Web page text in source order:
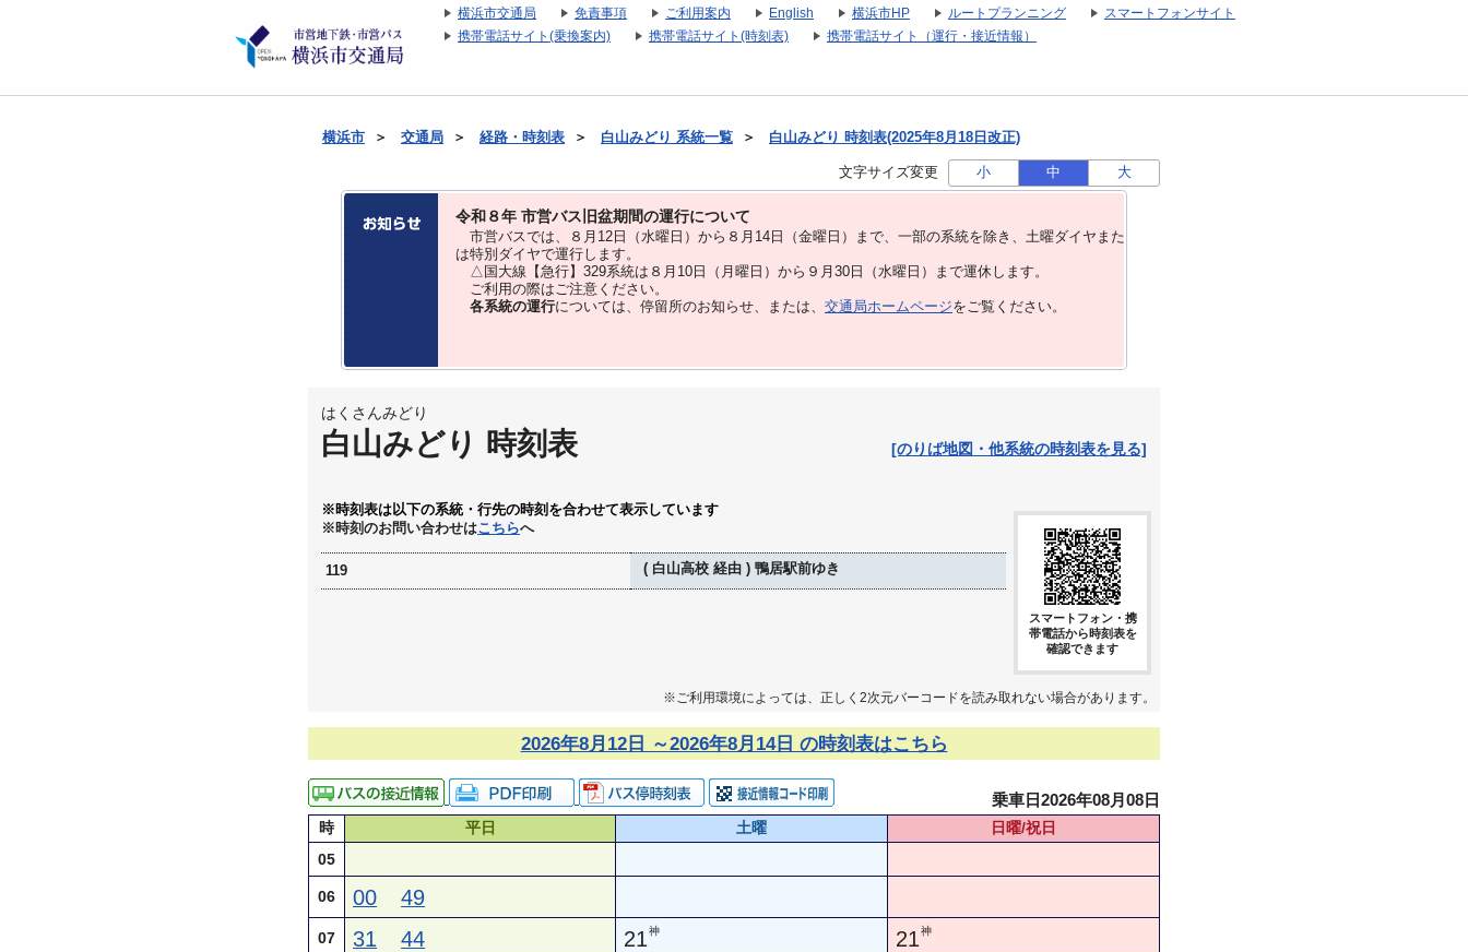
横浜市交通局 免責事項 ご利用案内 English 横浜市HP ルートプランニング
スマートフォンサイト
携帯電話サイト(乗換案内)
携帯電話サイト(時刻表) 携帯電話サイト（運行・接近情報）
横浜市 ＞ 交通局 ＞ 経路・時刻表 ＞ 白山みどり 系統一覧 ＞ 白山みどり 時刻表(2025年8月18日改正)
文字サイズ変更 小 中 大
令和８年 市営バス旧盆期間の運行について
市営バスでは、８⽉12⽇（水曜日）から８⽉14⽇（金曜日）まで、⼀部の系統を除き、⼟曜ダイヤまた
は特別ダイヤで運⾏します。
△国大線【急行】329系統は８月10日（月曜日）から９月30日（水曜日）まで運休します。
ご利用の際はご注意ください。
各系統の運行については、停留所のお知らせ、または、 交通局ホームページをご覧ください。
はくさんみどり
白山みどり 時刻表 [のりば地図・他系統の時刻表を見る]
※時刻表は以下の系統・行先の時刻を合わせて表示しています
※時刻のお問い合わせはこちらへ
119 ( 白山高校 経由 ) 鴨居駅前ゆき
スマートフォン・携
帯電話から時刻表を
確認できます
※ご利用環境によっては、正しく2次元バーコードを読み取れない場合があります。
2026年8月12日 ～2026年8月14日 の時刻表はこちら
乗車日2026年08月08日
時 平日 土曜
日曜/祝日
05
06 00 49
07 31 44 21神 21神